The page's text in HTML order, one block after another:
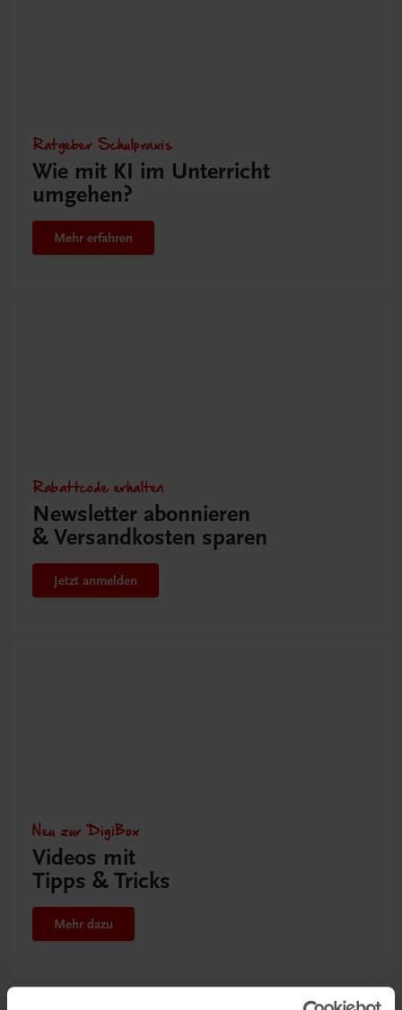
Ratgeber Schulpraxis
Wie mit KI im Unterricht
umgehen?
Mehr erfahren
Rabattcode erhalten
Newsletter abonnieren
& Versandkosten sparen
Jetzt anmelden
Neu zur DigiBox
Videos mit
Tipps & Tricks
Mehr dazu